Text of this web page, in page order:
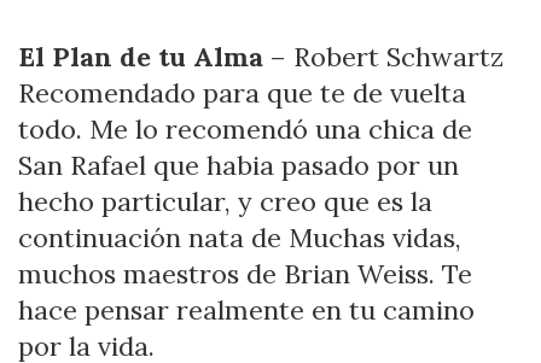
El Plan de tu Alma – Robert Schwartz
Recomendado para que te de vuelta
todo. Me lo recomendó una chica de
San Rafael que habia pasado por un
hecho particular, y creo que es la
continuación nata de Muchas vidas,
muchos maestros de Brian Weiss. Te
hace pensar realmente en tu camino
por la vida.